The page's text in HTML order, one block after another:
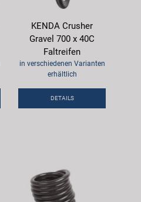
KENDA Crusher
Gravel 700 x 40C
Faltreifen
in verschiedenen Varianten
erhältlich
DETAILS